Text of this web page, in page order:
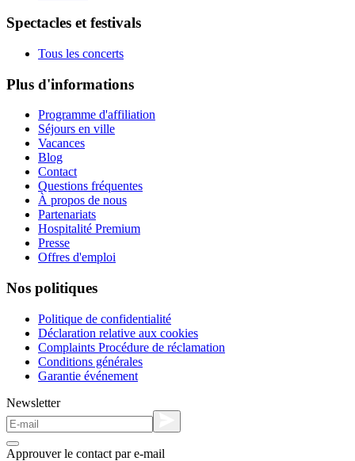
Spectacles et festivals
Tous les concerts
Plus d'informations
Programme d'affiliation
Séjours en ville
Vacances
Blog
Contact
Questions fréquentes
À propos de nous
Partenariats
Hospitalité Premium
Presse
Offres d'emploi
Nos politiques
Politique de confidentialité
Déclaration relative aux cookies
Complaints Procédure de réclamation
Conditions générales
Garantie événement
Newsletter
Approuver le contact par e-mail